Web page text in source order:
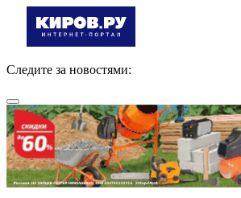
Следите за новостями: